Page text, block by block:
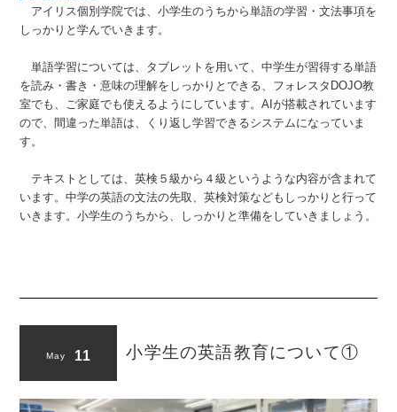
アイリス個別学院では、小学生のうちから単語の学習・文法事項を
しっかりと学んでいきます。
単語学習については、タブレットを用いて、中学生が習得する単語
を読み・書き・意味の理解をしっかりとできる、フォレスタDOJO教
室でも、ご家庭でも使えるようにしています。AIが搭載されています
ので、間違った単語は、くり返し学習できるシステムになっていま
す。
テキストとしては、英検５級から４級というような内容が含まれて
います。中学の英語の文法の先取、英検対策などもしっかりと行って
いきます。小学生のうちから、しっかりと準備をしていきましょう。
May 11 小学生の英語教育について①